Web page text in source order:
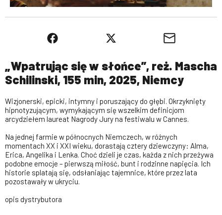
„Wpatrując się w słońce”, reż. Mascha
Schilinski, 155 min, 2025, Niemcy
Wizjonerski, epicki, intymny i poruszający do głębi. Okrzyknięty
hipnotyzującym, wymykającym się wszelkim definicjom
arcydziełem laureat Nagrody Jury na festiwalu w Cannes.
Na jednej farmie w północnych Niemczech, w różnych
momentach XX i XXI wieku, dorastają cztery dziewczyny: Alma,
Erica, Angelika i Lenka. Choć dzieli je czas, każda z nich przeżywa
podobne emocje – pierwszą miłość, bunt i rodzinne napięcia. Ich
historie splatają się, odsłaniając tajemnice, które przez lata
pozostawały w ukryciu.
opis dystrybutora